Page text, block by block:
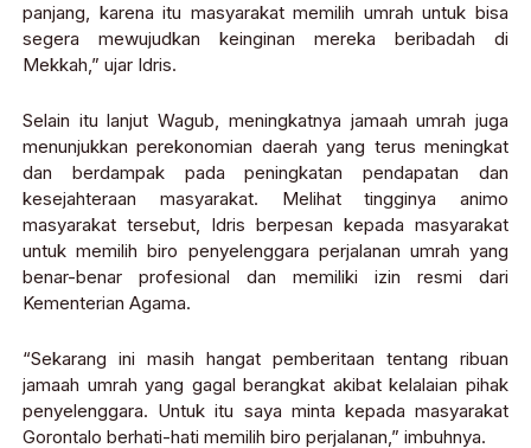
panjang, karena itu masyarakat memilih umrah untuk bisa
segera mewujudkan keinginan mereka beribadah di
Mekkah,” ujar Idris.
Selain itu lanjut Wagub, meningkatnya jamaah umrah juga
menunjukkan perekonomian daerah yang terus meningkat
dan berdampak pada peningkatan pendapatan dan
kesejahteraan masyarakat. Melihat tingginya animo
masyarakat tersebut, Idris berpesan kepada masyarakat
untuk memilih biro penyelenggara perjalanan umrah yang
benar-benar profesional dan memiliki izin resmi dari
Kementerian Agama.
“Sekarang ini masih hangat pemberitaan tentang ribuan
jamaah umrah yang gagal berangkat akibat kelalaian pihak
penyelenggara. Untuk itu saya minta kepada masyarakat
Gorontalo berhati-hati memilih biro perjalanan,” imbuhnya.